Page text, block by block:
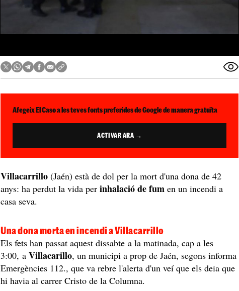
Afegeix El Caso a les teves fonts preferides de Google de manera gratuïta
ACTIVAR ARA →
Villacarrillo (Jaén) està de dol per la mort d'una dona de 42
anys: ha perdut la vida perinhalació de fum en un incendi a
casa seva.
Una dona morta en incendi a Villacarrillo
Els fets han passat aquest dissabte a la matinada, cap a les
3:00, aVillacarillo, un municipi a prop de Jaén, segons informa
Emergències 112., que va rebre l'alerta d'un veí que els deia que
hi havia al carrer Cristo de la Columna.